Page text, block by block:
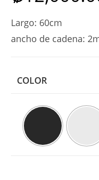
Largo: 60cm
ancho de cadena:
COLOR